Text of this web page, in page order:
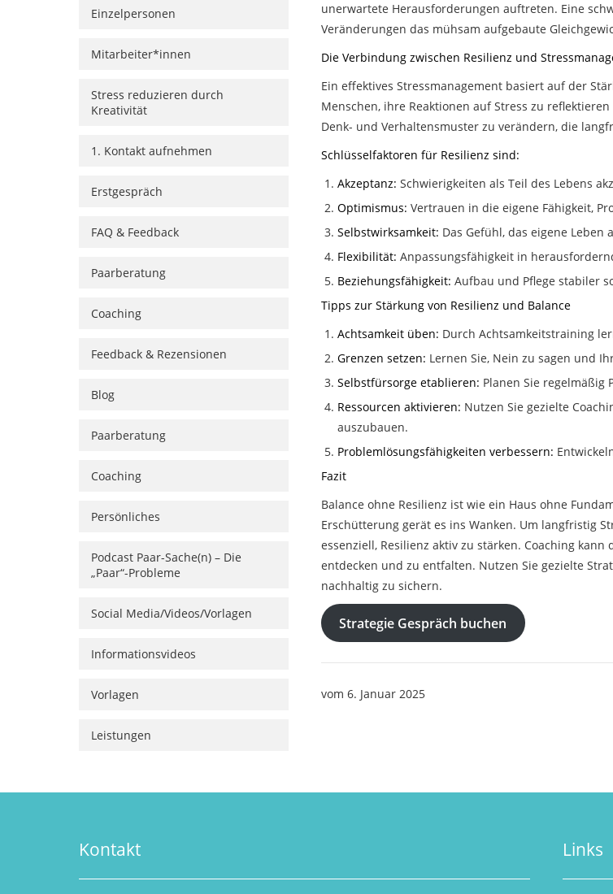
Einzelpersonen
Mitarbeiter*innen
Stress reduzieren durch
Kreativität
1. Kontakt aufnehmen
Erstgespräch
FAQ & Feedback
Paarberatung
Coaching
Feedback & Rezensionen
Blog
Paarberatung
Coaching
Persönliches
Podcast Paar-Sache(n) – Die
„Paar“-Probleme
Social Media/Videos/Vorlagen
Informationsvideos
Vorlagen
Leistungen
unerwartete Herausforderungen auftreten. Eine
Veränderungen das mühsam aufgebaute
Die Verbindung zwischen Resilienz und
Ein effektives Stressmanagement basiert auf der
Menschen, ihre Reaktionen auf Stress zu
Denk- und Verhaltensmuster zu verändern, die
Schlüsselfaktoren für Resilienz sind:
Akzeptanz: Schwierigkeiten als Teil des Lebens
Optimismus: Vertrauen in die eigene Fähigkeit,
Selbstwirksamkeit: Das Gefühl, das eigene Leben
Flexibilität: Anpassungsfähigkeit in
Beziehungsfähigkeit: Aufbau und Pflege stabiler
Tipps zur Stärkung von Resilienz und Balance
Achtsamkeit üben: Durch Achtsamkeitstraining
Grenzen setzen: Lernen Sie, Nein zu sagen und
Selbstfürsorge etablieren: Planen Sie regelmäßig
Ressourcen aktivieren: Nutzen Sie gezielte
auszubauen.
Problemlösungsfähigkeiten verbessern:
Fazit
Balance ohne Resilienz ist wie ein Haus ohne
Erschütterung gerät es ins Wanken. Um langfristig
essenziell, Resilienz aktiv zu stärken. Coaching
entdecken und zu entfalten. Nutzen Sie gezielte
nachhaltig zu sichern.
Strategie Gespräch buchen
vom 6. Januar 2025
Kontakt Links